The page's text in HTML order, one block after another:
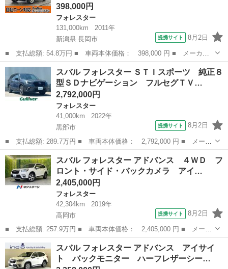
398,000円
フォレスター
131,000km
2011年
新潟県 長岡市
提携サイト 8月2日
■ 支払総額: 54.8万円 ■ 車両本体価格： 398,000 円 ■ メーカー
名： スバル ■ 車種名： フォレスター ■ グレード名： ２．０
ＸＳ 車検整備付 ４ＷＤ アルミホイール フルフラット 衝突安
全ボディ 盗...
新潟 長岡市
スバル フォレスター ＳＴＩスポーツ 純正８
型ＳＤナビゲーション フルセグＴＶ…
2,792,000円
フォレスター
41,000km
2022年
黒部市
提携サイト 8月2日
■ 支払総額: 289.7万円 ■ 車両本体価格： 2,792,000 円 ■ メーカ
ー名： スバル ■ 車種名： フォレスター ■ グレード名： ＳＴ
Ｉスポーツ 純正８型ＳＤナビゲーション フルセグＴＶ バック・
サイド・...
富山 黒部市
スバル フォレスター アドバンス ４ＷＤ フ
ロント・サイド・バックカメラ アイ…
2,405,000円
フォレスター
42,304km
2019年
高岡市
提携サイト 8月2日
■ 支払総額: 257.9万円 ■ 車両本体価格： 2,405,000 円 ■ メーカ
ー名： スバル ■ 車種名： フォレスター ■ グレード名： アド
バンス ４ＷＤ フロント・サイド・バックカメラ アイサイトセイ
フティプ...
富山 フォレスター
スバル フォレスター アドバンス アイサイ
ト バックモニター ハーフレザーシー…